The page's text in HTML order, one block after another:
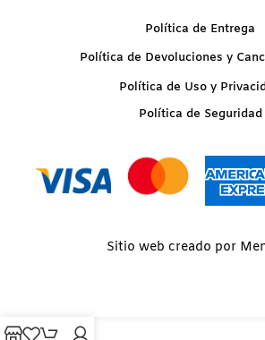
Política de Entrega
Política de Devoluciones y
Política de Uso y
Política de Seguridad
Sitio web creado por